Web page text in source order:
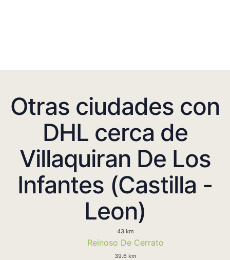
Otras ciudades con
DHL cerca de
Villaquiran De Los
Infantes (Castilla -
Leon)
43 km
Reinoso De Cerrato
39.6 km